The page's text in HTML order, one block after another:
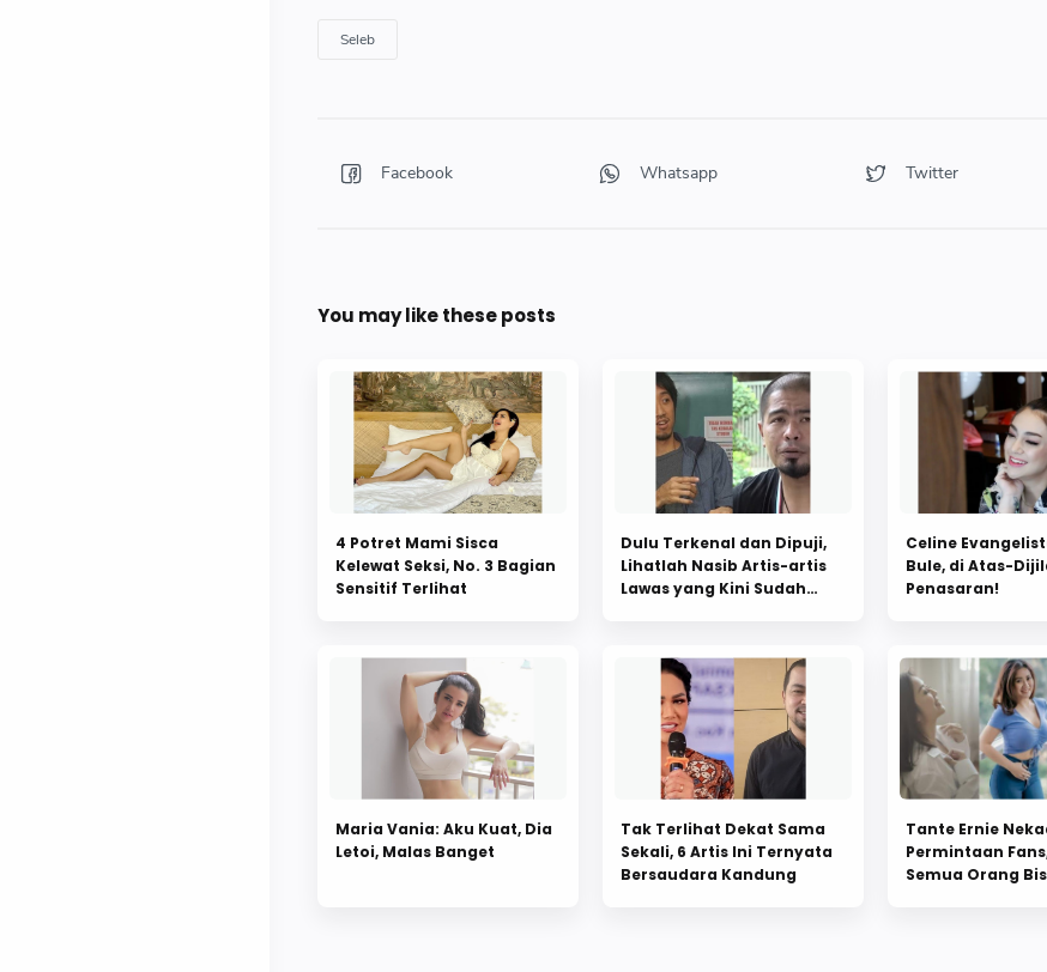
Seleb
You may like these posts
4 Potret Mami Sisca
Kelewat Seksi, No. 3 Bagian
Sensitif Terlihat
Dulu Terkenal dan Dipuji,
Lihatlah Nasib Artis-artis
Lawas yang Kini Sudah
Celine
Bule, di Atas-
Penasaran!
Maria Vania: Aku Kuat, Dia
Letoi, Malas Banget
Tak Terlihat Dekat Sama
Sekali, 6 Artis Ini Ternyata
Bersaudara Kandung
Tante Ernie
Permintaan
Semua Orang